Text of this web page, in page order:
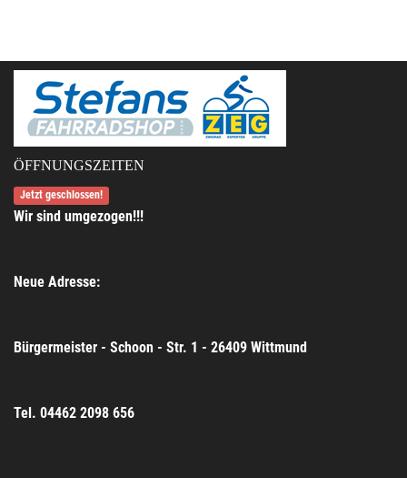
ÖFFNUNGSZEITEN
Jetzt geschlossen!
Wir sind umgezogen!!!
Neue Adresse:
Bürgermeister - Schoon - Str. 1 - 26409 Wittmund
Tel. 04462 2098 656